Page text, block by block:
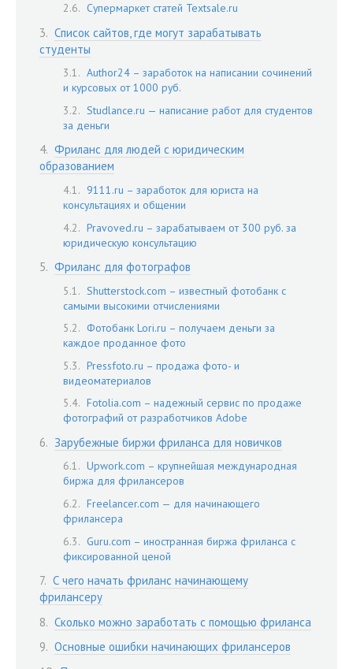
Супермаркет статей Textsale.ru
Список сайтов, где могут зарабатывать
студенты
Author24 – заработок на написании сочинений
и курсовых от 1000 руб.
Studlance.ru — написание работ для студентов
за деньги
Фриланс для людей с юридическим
образованием
9111.ru – заработок для юриста на
консультациях и общении
Pravoved.ru – зарабатываем от 300 руб. за
юридическую консультацию
Фриланс для фотографов
Shutterstock.com – известный фотобанк с
самыми высокими отчислениями
Фотобанк Lori.ru – получаем деньги за
каждое проданное фото
Pressfoto.ru – продажа фото- и
видеоматериалов
Fotolia.com – надежный сервис по продаже
фотографий от разработчиков Adobe
Зарубежные биржи фриланса для новичков
Upwork.com – крупнейшая международная
биржа для фрилансеров
Freelancer.com — для начинающего
фрилансера
Guru.com – иностранная биржа фриланса с
фиксированной ценой
С чего начать фриланс начинающему
фрилансеру
Сколько можно заработать с помощью фриланса
Основные ошибки начинающих фрилансеров